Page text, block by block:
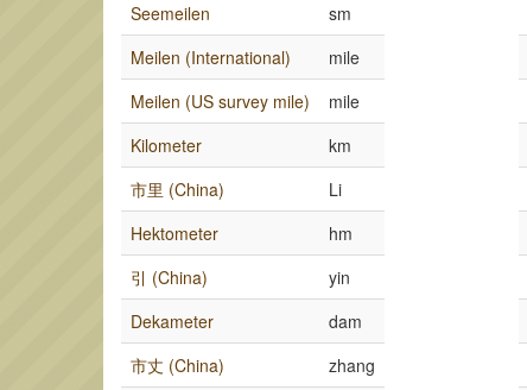
Seemeilen
sm
Meilen (International)
mile
Meilen (US survey mile)
mile
Kilometer
km
市里 (China)
Li
Hektometer
hm
引 (China)
yin
Dekameter
dam
市丈 (China)
zhang